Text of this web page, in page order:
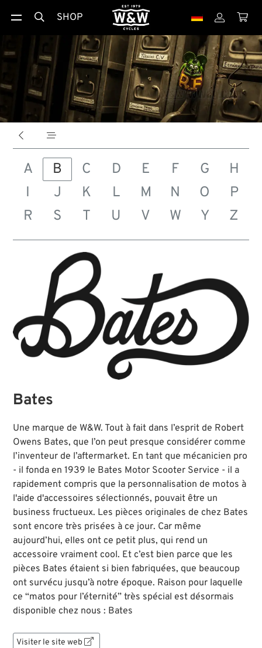
 SHOP  
 
A B C D E F G
H
I
J K L M N O
P
R
S T U V W Y Z
Bates
Une marque de W&W. Tout à fait dans l’esprit de Robert
Owens Bates, que l’on peut presque considérer comme
l’inventeur de l’aftermarket. En tant que mécanicien pro
- il fonda en 1939 le Bates Motor Scooter Service - il a
rapidement compris que la personnalisation de motos à
l'aide d'accessoires sélectionnés, pouvait être un
business fructueux. Les pièces originales de chez Bates
sont encore très prisées à ce jour. Car même
aujourd’hui, elles ont ce petit plus, qui rend un
accessoire vraiment cool. Et c’est bien parce que les
pièces Bates étaient si bien fabriquées, que beaucoup
ont survécu jusqu’à notre époque. Raison pour laquelle
ce “matos pour l’éternité” très spécial est désormais
disponible chez nous : Bates
Visiter le site web 